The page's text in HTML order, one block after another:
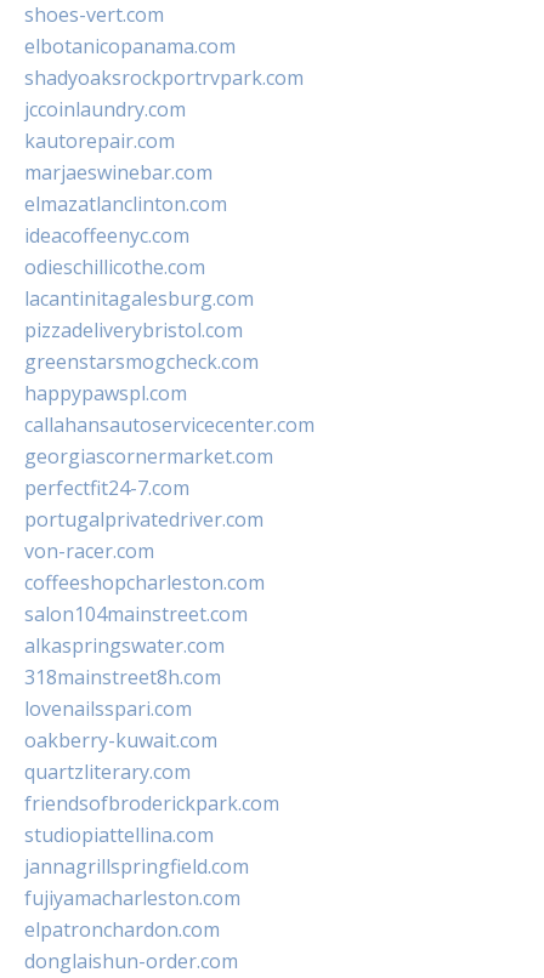
shoes-vert.com
elbotanicopanama.com
shadyoaksrockportrvpark.com
jccoinlaundry.com
kautorepair.com
marjaeswinebar.com
elmazatlanclinton.com
ideacoffeenyc.com
odieschillicothe.com
lacantinitagalesburg.com
pizzadeliverybristol.com
greenstarsmogcheck.com
happypawspl.com
callahansautoservicecenter.com
georgiascornermarket.com
perfectfit24-7.com
portugalprivatedriver.com
von-racer.com
coffeeshopcharleston.com
salon104mainstreet.com
alkaspringswater.com
318mainstreet8h.com
lovenailsspari.com
oakberry-kuwait.com
quartzliterary.com
friendsofbroderickpark.com
studiopiattellina.com
jannagrillspringfield.com
fujiyamacharleston.com
elpatronchardon.com
donglaishun-order.com